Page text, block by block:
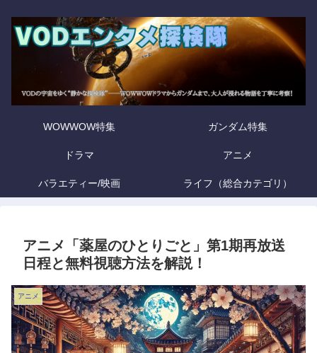
WOWWOW特集 ガンダム特集
ドラマ アニメ
バラエティー/映画 ライフ（総合カテゴリ）
アニメ「薬屋のひとりごと」第1期再放送
日程と無料視聴方法を解説！
アニメ